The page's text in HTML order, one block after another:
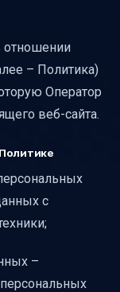
отношении
– Политика)
Оператор
веб-сайта.
с
–